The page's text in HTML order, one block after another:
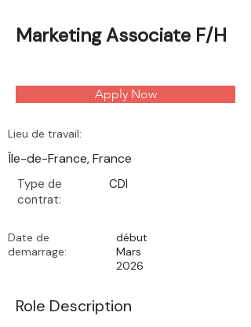
Marketing Associate F/H
Apply Now
Lieu de travail:
Île-de-France, France
Type de
contrat:
CDI
Date de
demarrage:
début
Mars
2026
Role Description